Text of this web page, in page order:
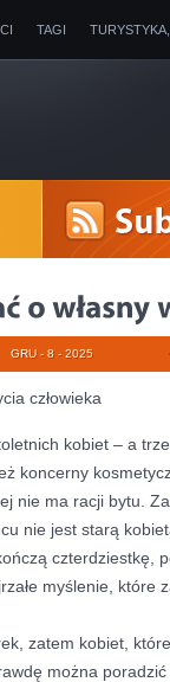
TAGI
GRU - 8 - 2025
człowieka
kobiet – a
koncerny
nie ma racji bytu.
nie jest starą
czterdziestkę,
myślenie, które
zatem kobiet,
można